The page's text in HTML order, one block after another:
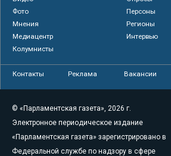
Фото
Персоны
Мнения
Регионы
Медиацентр
Интервью
Колумнисты
Контакты Реклама Вакансии
© «Парламентская газета», 2026 г.
Электронное периодическое издание
«Парламентская газета» зарегистрировано в
Федеральной службе по надзору в сфере